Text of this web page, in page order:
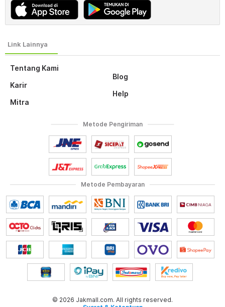
Tentang Kami
Karir
Mitra
Blog
Help
Metode Pembayaran
Metode Pengiriman
© 2026 Jakmall.com. All rights reserved.